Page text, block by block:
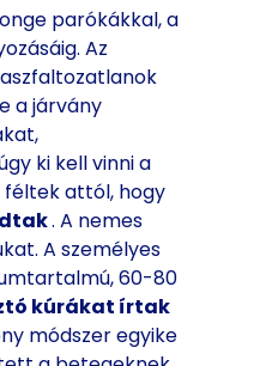
parókákkal, a
Az
a járvány
ki kell vinni a
féltek attól, hogy
. A nemes
A személyes
60-80
kúrákat írtak
módszer egyike